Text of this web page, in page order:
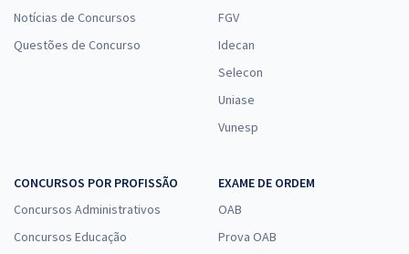
Notícias de Concursos
Questões de Concurso
FGV
Idecan
Selecon
Uniase
Vunesp
CONCURSOS POR PROFISSÃO
Concursos Administrativos
Concursos Educação
EXAME DE ORDEM
OAB
Prova OAB